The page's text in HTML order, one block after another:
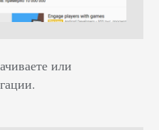
или